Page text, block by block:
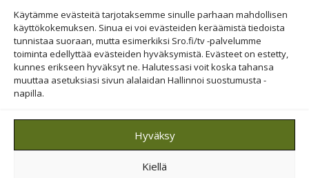
Käytämme evästeitä tarjotaksemme sinulle parhaan mahdollisen
käyttökokemuksen. Sinua ei voi evästeiden keräämistä tiedoista
tunnistaa suoraan, mutta esimerkiksi Sro.fi/tv -palvelumme
toiminta edellyttää evästeiden hyväksymistä. Evästeet on estetty,
kunnes erikseen hyväksyt ne. Halutessasi voit koska tahansa
muuttaa asetuksiasi sivun alalaidan Hallinnoi suostumusta -
napilla.
Hyväksy
Kiellä
Etsi sivuiltamme
© 2019-2026 Suomen Raamattuopiston Säätiö
Saavutettavuus huomioitu